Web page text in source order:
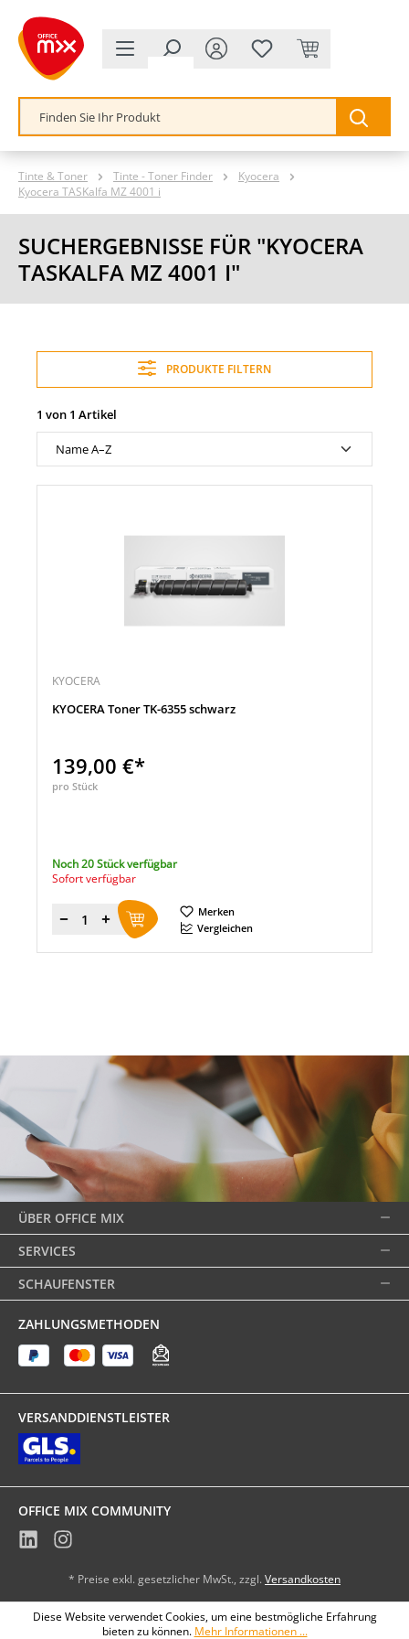
springen
Tinte & Toner Tinte - Toner Finder
Kyocera
Kyocera TASKalfa MZ 4001 i
SUCHERGEBNISSE FÜR "KYOCERA
TASKALFA MZ 4001 I"
PRODUKTE FILTERN
1 von 1 Artikel
KYOCERA
KYOCERA Toner TK-6355 schwarz
139,00 €*
pro Stück
Noch 20 Stück verfügbar
Sofort verfügbar
Menge
Merken
Vergleichen
ÜBER OFFICE MIX
SERVICES
SCHAUFENSTER
ZAHLUNGSMETHODEN
VERSANDDIENSTLEISTER
OFFICE MIX COMMUNITY
* Preise exkl. gesetzlicher MwSt., zzgl. Versandkosten
Diese Website verwendet Cookies, um eine bestmögliche Erfahrung
bieten zu können. Mehr Informationen ...